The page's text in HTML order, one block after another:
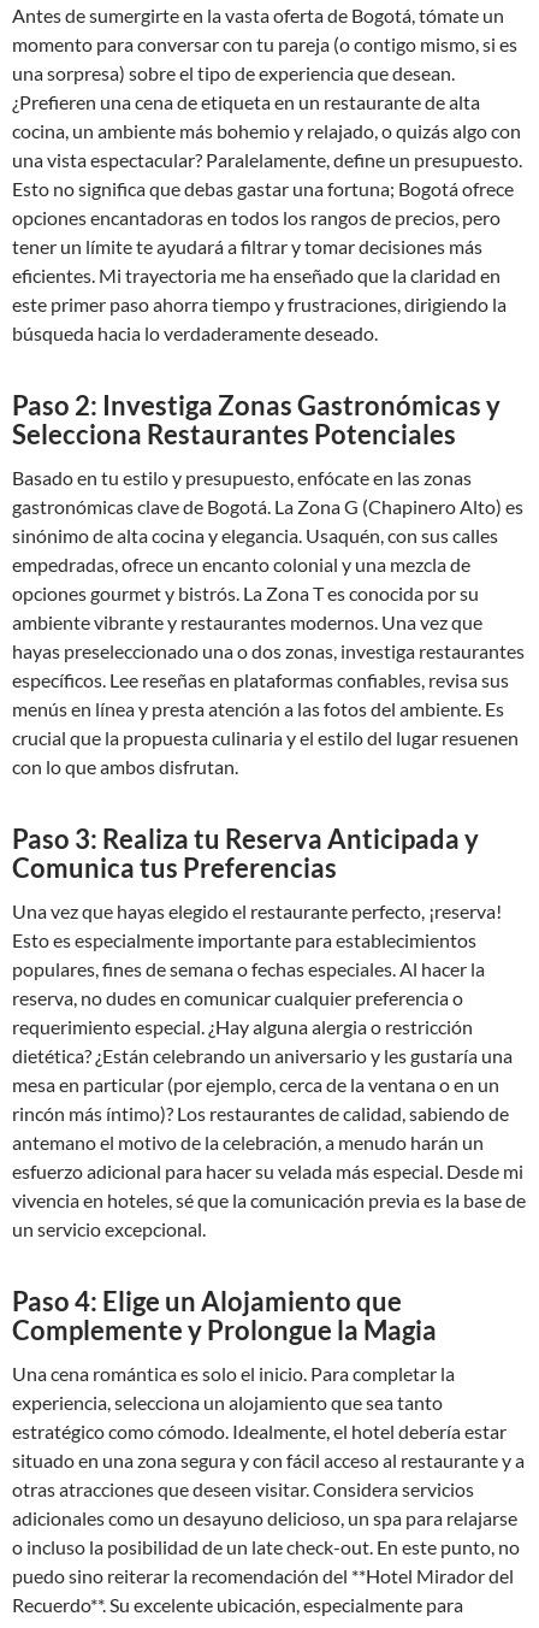
Antes de sumergirte en la vasta oferta de Bogotá, tómate un
momento para conversar con tu pareja (o contigo mismo, si es
una sorpresa) sobre el tipo de experiencia que desean.
¿Prefieren una cena de etiqueta en un restaurante de alta
cocina, un ambiente más bohemio y relajado, o quizás algo con
una vista espectacular? Paralelamente, define un presupuesto.
Esto no significa que debas gastar una fortuna; Bogotá ofrece
opciones encantadoras en todos los rangos de precios, pero
tener un límite te ayudará a filtrar y tomar decisiones más
eficientes. Mi trayectoria me ha enseñado que la claridad en
este primer paso ahorra tiempo y frustraciones, dirigiendo la
búsqueda hacia lo verdaderamente deseado.
Paso 2: Investiga Zonas Gastronómicas y
Selecciona Restaurantes Potenciales
Basado en tu estilo y presupuesto, enfócate en las zonas
gastronómicas clave de Bogotá. La Zona G (Chapinero Alto) es
sinónimo de alta cocina y elegancia. Usaquén, con sus calles
empedradas, ofrece un encanto colonial y una mezcla de
opciones gourmet y bistrós. La Zona T es conocida por su
ambiente vibrante y restaurantes modernos. Una vez que
hayas preseleccionado una o dos zonas, investiga restaurantes
específicos. Lee reseñas en plataformas confiables, revisa sus
menús en línea y presta atención a las fotos del ambiente. Es
crucial que la propuesta culinaria y el estilo del lugar resuenen
con lo que ambos disfrutan.
Paso 3: Realiza tu Reserva Anticipada y
Comunica tus Preferencias
Una vez que hayas elegido el restaurante perfecto, ¡reserva!
Esto es especialmente importante para establecimientos
populares, fines de semana o fechas especiales. Al hacer la
reserva, no dudes en comunicar cualquier preferencia o
requerimiento especial. ¿Hay alguna alergia o restricción
dietética? ¿Están celebrando un aniversario y les gustaría una
mesa en particular (por ejemplo, cerca de la ventana o en un
rincón más íntimo)? Los restaurantes de calidad, sabiendo de
antemano el motivo de la celebración, a menudo harán un
esfuerzo adicional para hacer su velada más especial. Desde mi
vivencia en hoteles, sé que la comunicación previa es la base de
un servicio excepcional.
Paso 4: Elige un Alojamiento que
Complemente y Prolongue la Magia
Una cena romántica es solo el inicio. Para completar la
experiencia, selecciona un alojamiento que sea tanto
estratégico como cómodo. Idealmente, el hotel debería estar
situado en una zona segura y con fácil acceso al restaurante y a
otras atracciones que deseen visitar. Considera servicios
adicionales como un desayuno delicioso, un spa para relajarse
o incluso la posibilidad de un late check-out. En este punto, no
puedo sino reiterar la recomendación del **Hotel Mirador del
Recuerdo**. Su excelente ubicación, especialmente para